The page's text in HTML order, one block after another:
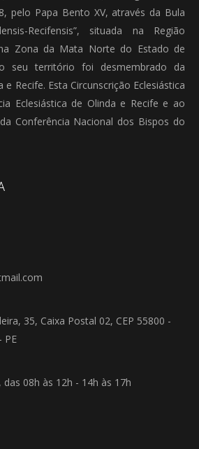
pelo Papa Bento XV, através da Bula
Recifensis”, situada na Região
Zona da Mata Norte do Estado de
seu território foi desmembrado da
e Recife. Esta Circunscrição Eclesiástica
Eclesiástica de Olinda e Recife e ao
Conferência Nacional dos Bispos do
35, Caixa Postal 02, CEP 55800 -
PE
08h às 12h - 14h às 17h